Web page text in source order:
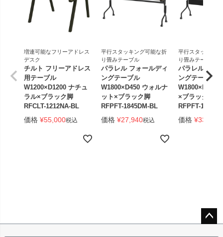
増連可能なフリーアドレス
デスク
チルト フリーアドレス
用テーブル
W1200×D1200 ナチュ
ラル×ブラック脚
RFCLT-1212NA-BL
価格 ¥55,000税込
平行スタッキング可能な折
り畳みテーブル
パラレル フォールディ
ングテーブル
W1800×D450 ウォルナ
ット×ブラック脚
RFPFT-1845DM-BL
価格 ¥27,940税込
平行スタッキン
り畳みテーブル
パラレル フォ
ングテーブル
W1800×D450
×ブラック脚
RFPFT-
価格 ¥33,440